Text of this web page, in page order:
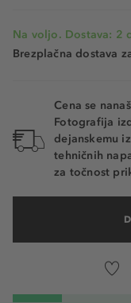
Na voljo. Dostava: 2
Brezplačna dostava
Cena se
Fotografija
dejanskemu
tehničnih
za točnost